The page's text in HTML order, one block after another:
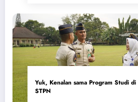
Yuk, Kenalan sama Program Studi
STPN